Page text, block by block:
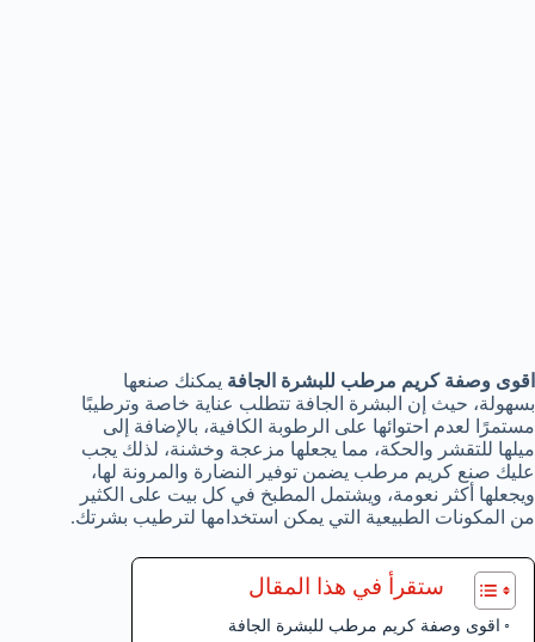
اقوى وصفة كريم مرطب للبشرة الجافة يمكنك صنعها
بسهولة، حيث إن البشرة الجافة تتطلب عناية خاصة وترطيبًا
مستمرًا لعدم احتوائها على الرطوبة الكافية، بالإضافة إلى
ميلها للتقشر والحكة، مما يجعلها مزعجة وخشنة، لذلك يجب
عليك صنع كريم مرطب يضمن توفير النضارة والمرونة لها،
ويجعلها أكثر نعومة، ويشتمل المطبخ في كل بيت على الكثير
من المكونات الطبيعية التي يمكن استخدامها لترطيب بشرتك.
ستقرأ في هذا المقال
اقوى وصفة كريم مرطب للبشرة الجافة